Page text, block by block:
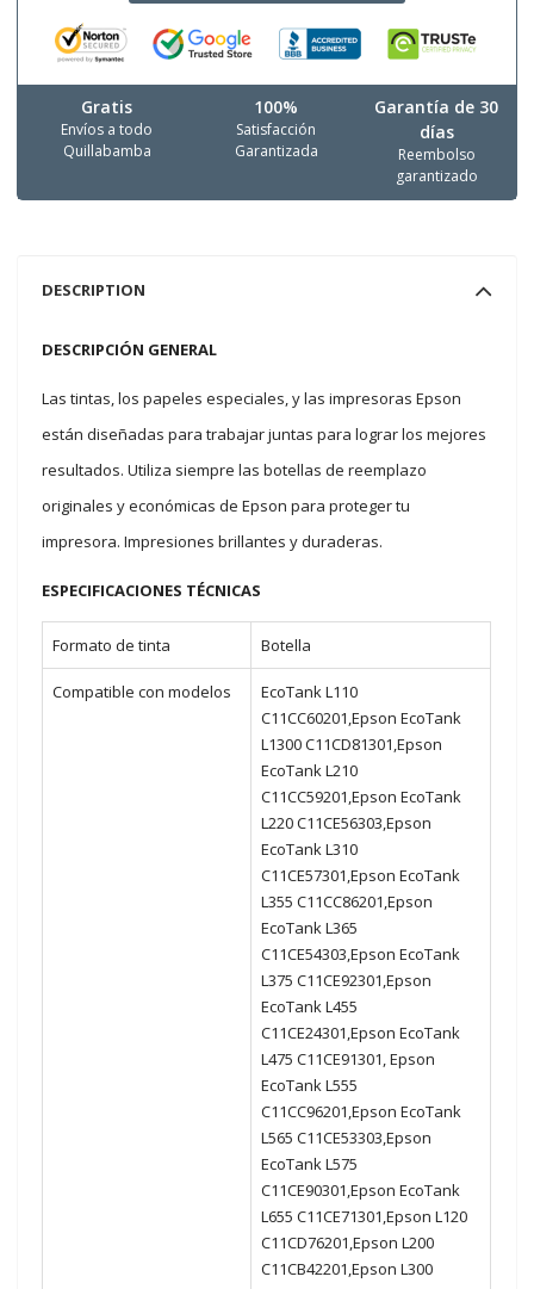
Gratis
Envíos a todo
Quillabamba
100%
Satisfacción
Garantizada
Garantía de 30
días
Reembolso
garantizado
DESCRIPTION
DESCRIPCIÓN GENERAL
Las tintas, los papeles especiales, y las impresoras Epson
están diseñadas para trabajar juntas para lograr los mejores
resultados. Utiliza siempre las botellas de reemplazo
originales y económicas de Epson para proteger tu
impresora. Impresiones brillantes y duraderas.
ESPECIFICACIONES TÉCNICAS
Formato de tinta Botella
Compatible con modelos
EcoTank L110
C11CC60201,Epson EcoTank
L1300 C11CD81301,Epson
EcoTank L210
C11CC59201,Epson EcoTank
L220 C11CE56303,Epson
EcoTank L310
C11CE57301,Epson EcoTank
L355 C11CC86201,Epson
EcoTank L365
C11CE54303,Epson EcoTank
L375 C11CE92301,Epson
EcoTank L455
C11CE24301,Epson EcoTank
L475 C11CE91301, Epson
EcoTank L555
C11CC96201,Epson EcoTank
L565 C11CE53303,Epson
EcoTank L575
C11CE90301,Epson EcoTank
L655 C11CE71301,Epson L120
C11CD76201,Epson L200
C11CB42201,Epson L300